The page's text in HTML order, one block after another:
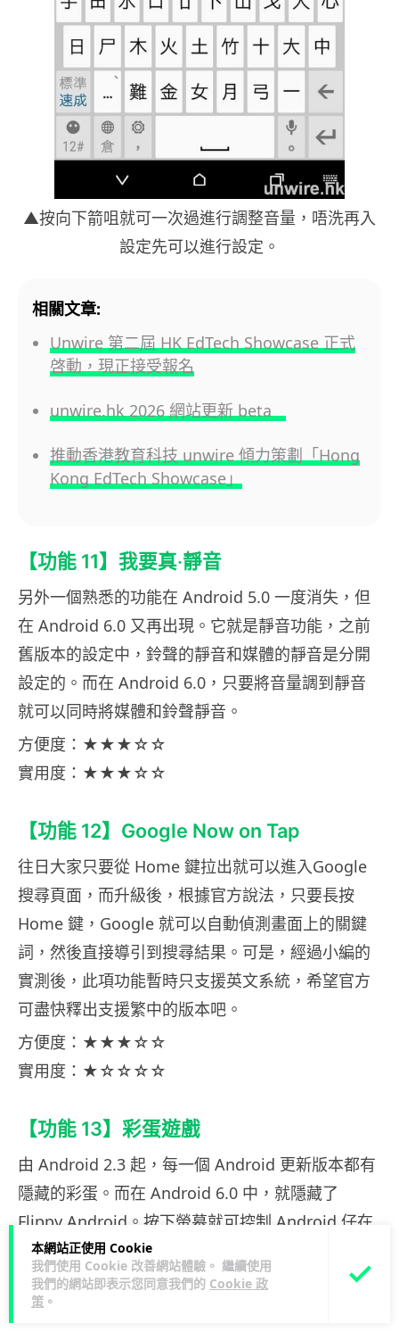
本網站正使用 Cookie
我們使用 Cookie 改善網站體驗。 繼續使用
我們的網站即表示您同意我們的 Cookie 政
策 。
▲按向下箭咀就可一次過進行調整音量，唔洗再入
設定先可以進行設定。
相關文章:
Unwire 第二屆 HK EdTech Showcase 正式
啓動，現正接受報名
unwire.hk 2026 網站更新 beta
推動香港教育科技 unwire 傾力策劃「Hong
Kong EdTech Showcase」
【功能 11】我要真‧靜音
另外一個熟悉的功能在 Android 5.0 一度消失，但
在 Android 6.0 又再出現。它就是靜音功能，之前
舊版本的設定中，鈴聲的靜音和媒體的靜音是分開
設定的。而在 Android 6.0，只要將音量調到靜音
就可以同時將媒體和鈴聲靜音。
方便度：★★★☆☆
實用度：★★★☆☆
【功能 12】Google Now on Tap
往日大家只要從 Home 鍵拉出就可以進入Google
搜尋頁面，而升級後，根據官方說法，只要長按
Home 鍵，Google 就可以自動偵測畫面上的關鍵
詞，然後直接導引到搜尋結果。可是，經過小編的
實測後，此項功能暫時只支援英文系統，希望官方
可盡快釋出支援繁中的版本吧。
方便度：★★★☆☆
實用度：★☆☆☆☆
【功能 13】彩蛋遊戲
由 Android 2.3 起，每一個 Android 更新版本都有
隱藏的彩蛋。而在 Android 6.0 中，就隱藏了
Flippy Android。按下螢幕就可控制 Android 仔在
棉花糖之間飛躍跳動，這個版本還支援多人比賽，
更添趣味。
方便度：★★☆☆☆